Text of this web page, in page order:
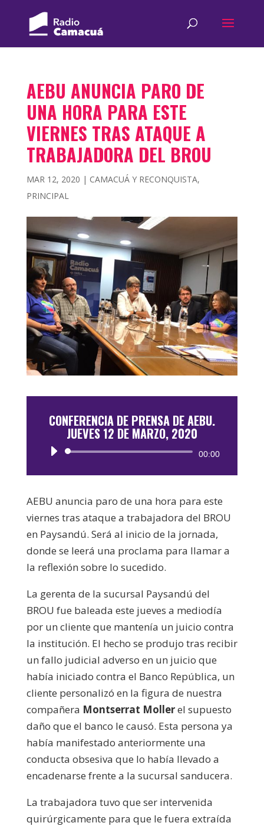
AEBU ANUNCIA PARO DE
UNA HORA PARA ESTE
VIERNES TRAS ATAQUE A
TRABAJADORA DEL BROU
MAR 12, 2020 | CAMACUÁ Y RECONQUISTA,
PRINCIPAL
CONFERENCIA DE PRENSA DE AEBU.
JUEVES 12 DE MARZO, 2020
Reproductor
00:00
AEBU anuncia paro de una hora para este
viernes tras ataque a trabajadora del BROU
en Paysandú. Será al inicio de la jornada,
donde se leerá una proclama para llamar a
la reflexión sobre lo sucedido.
La gerenta de la sucursal Paysandú del
BROU fue baleada este jueves a mediodía
por un cliente que mantenía un juicio contra
la institución. El hecho se produjo tras recibir
un fallo judicial adverso en un juicio que
había iniciado contra el Banco República, un
cliente personalizó en la figura de nuestra
compañera Montserrat Mollerel supuesto
daño que el banco le causó. Esta persona ya
había manifestado anteriormente una
conducta obsesiva que lo había llevado a
encadenarse frente a la sucursal sanducera.
La trabajadora tuvo que ser intervenida
quirúrgicamente para que le fuera extraída